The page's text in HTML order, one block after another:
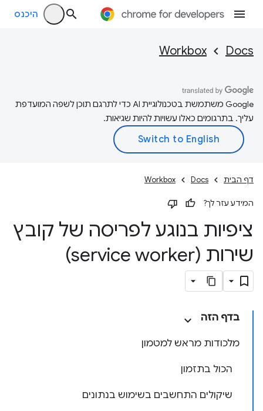
היכנס
Docs
Workbox
‫Google משתמשת בטכנולוגיית AI כדי לתרגם תוכן לשפה המועדפת
עליך. בתרגומים כאלו עשויות להיות שגיאות.
דף הבית Docs
Workbox
המידע עזר לך?
ציפיות בנוגע לפריסה של קובץ
שירות (service worker)
בדף הזה
מלכודות מראש למטמון
הכול בתזמון
שיקולים התחשבים בשימוש בנתונים